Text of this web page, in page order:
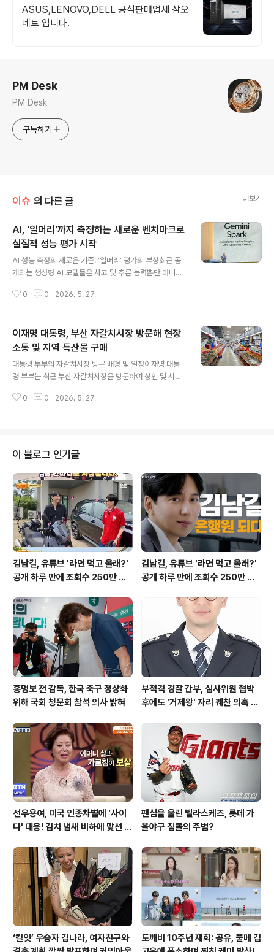
ASUS,LENOVO,DELL 공식판매업체 삼오
네트 입니다.
PM Desk
PM Desk
구독하기
이슈 의 다른 글 더보기
AI, '일머리'까지 측정하는 새로운 벤치마크로
실질적 성능 평가 시작
AI 성능 측정의 새로운 기준: '일머리' 평가의 부상최근 공
개되는 생성형 AI 모델들은 사고 및 추론 능력뿐만 아니라
평가받고 있습니다. 기존의 시험 문제 풀이식 평가 방식에
을 얼마나 효율적으로 처리하고 실제 경제적 가치를 창출
할 수 있는지를 평가하는 데 중점을 둡니다. 기존 벤치마크
의 한계와 '일머리' 평가의 필요성현재 400개가 넘는 AI
성능 벤치마크는 대부분 객관식 문제 풀이에 집중되어 있
어, AI의 실제 업무 수행 능력과는 괴리가 있다는 지적이 있
습니다. 사용자들은 AI가 엉뚱한 답변을 내놓거나 오류가
0 0 2026. 5. 27.
이재명 대통령, 부산 자갈치시장 방문해 현장
소통 및 지역 특산물 구매
대통령 부부의 자갈치시장 방문 배경 및 일정이재명 대통
령 부부는 최근 부산 자갈치시장을 방문하여 상인 및 시민
시 진해 해군 잠수함사령부 방문 후 이루어졌습니다. 대통
물을 직접 구매했습니다. 이 과정에서 시민들은 대통령 부
부에게 사진 촬영 및 악수를 요청하며 반갑게 맞이했습니
다. 김혜경 여사는 구매한 독도 새우를 맛보며 만족감을 표
현했습니다. 식사 자리에서의 소통 및 건의사항 청취대통
령 부부는 자갈치시장 내 식당에서 구매한 해산물과 회로
저녁 식사를 했습니다. 식사 중에..
0 0 2026. 5. 27.
이 블로그 인기글
김남길, 유튜브 '라면 먹고 올래?'
공개 하루 만에 조회수 250만 돌
김남길, 유튜브 '라면 먹고 올래?'
공개 하루 만에 조회수 250만 돌
홍명보 전 감독, 한국 축구 정상화
위해 국회 청문회 참석 의사 밝혀
부적격 경찰 간부, 심사위원 협박
후에도 '거제왕' 자리 꿰찬 의혹 진
선우용여, 미국 인종차별에 '사이
다' 대응! 김치 냄새 비하에 맞선 통
팬심을 울린 벨라스케즈, 롯데 가
을야구 침몰의 주범?
‘킬잇’ 우승자 김나라, 여자친구와
도깨비 10주년 재회: 공유, 풀메 김